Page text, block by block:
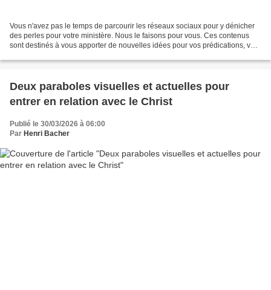
Vous n'avez pas le temps de parcourir les réseaux sociaux pour y dénicher
des perles pour votre ministère. Nous le faisons pour vous. Ces contenus
sont destinés à vous apporter de nouvelles idées pour vos prédications, vos
Deux paraboles visuelles et actuelles pour
entrer en relation avec le Christ
Publié le 30/03/2026 à 06:00
Par Henri Bacher